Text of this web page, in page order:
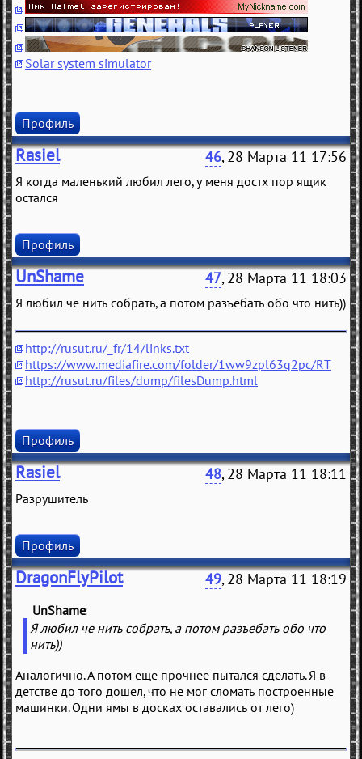
Solar system simulator
Профиль
Rasiel 46, 28 Марта 11 17:56
Я когда маленький любил лего, у меня достх пор ящик
остался
Профиль
UnShame 47, 28 Марта 11 18:03
Я любил че нить собрать, а потом разъебать обо что нить))
http://rusut.ru/_fr/14/links.txt
https://www.mediafire.com/folder/1ww9zpl63q2pc/RT
http://rusut.ru/files/dump/filesDump.html
Профиль
Rasiel 48, 28 Марта 11 18:11
Разрушитель
Профиль
DragonFlyPilot 49, 28 Марта 11 18:19
UnShame
Я любил че нить собрать, а потом разъебать обо что
нить))
Аналогично. А потом еще прочнее пытался сделать. Я в
детстве до того дошел, что не мог сломать построенные
машинки. Одни ямы в досках оставались от лего)